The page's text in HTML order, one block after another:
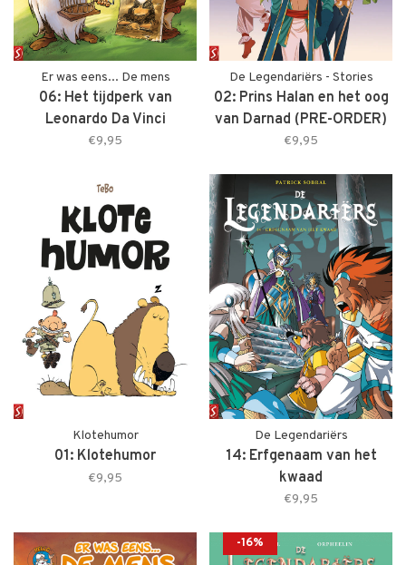
Er was eens... De mens
06: Het tijdperk van
Leonardo Da Vinci
€9,95
De Legendariërs - Stories
02: Prins Halan en het oog
van Darnad (PRE-ORDER)
€9,95
Klotehumor
01: Klotehumor
€9,95
De Legendariërs
14: Erfgenaam van het
kwaad
€9,95
-16%